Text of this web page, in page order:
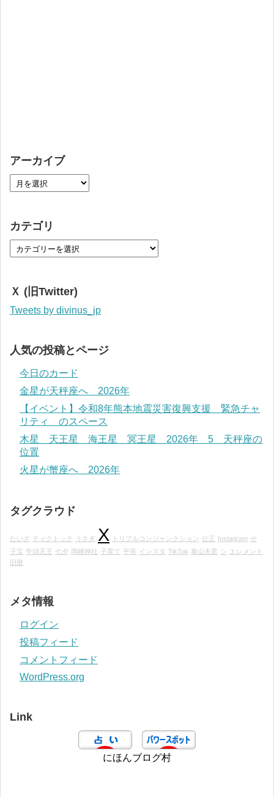
アーカイブ
カテゴリ
Ｘ (旧Twitter)
Tweets by divinus_jp
人気の投稿とページ
今日のカード
金星が天秤座へ 2026年
【イベント】令和8年熊本地震災害復興支援 緊急チャ
リティ のスペース
木星 天王星 海王星 冥王星 2026年 5 天秤座の
位置
火星が蟹座へ 2026年
タグクラウド
たいざ ティクトック うさぎ X トリプルコンジャンクション 公正 Instagram せ
子宝 牛頭天王 七夕 岡崎神社 子育て 平等 インスタ TikTok 泰山夫君 シ
エレメント
旧暦
メタ情報
ログイン
投稿フィード
コメントフィード
WordPress.org
Link
にほんブログ村